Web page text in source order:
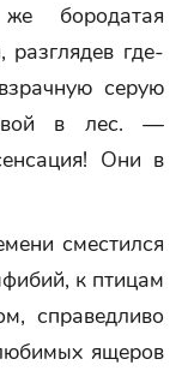
бородатая
где-
серую
в лес. —
Они в
сместился
к птицам
справедливо
ящеров